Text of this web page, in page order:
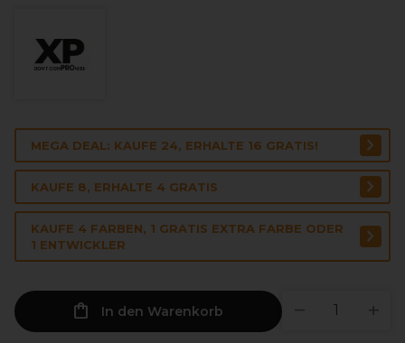
MEGA DEAL: KAUFE 24, ERHALTE 16 GRATIS!
KAUFE 8, ERHALTE 4 GRATIS
KAUFE 4 FARBEN, 1 GRATIS EXTRA FARBE ODER
1 ENTWICKLER
In den Warenkorb